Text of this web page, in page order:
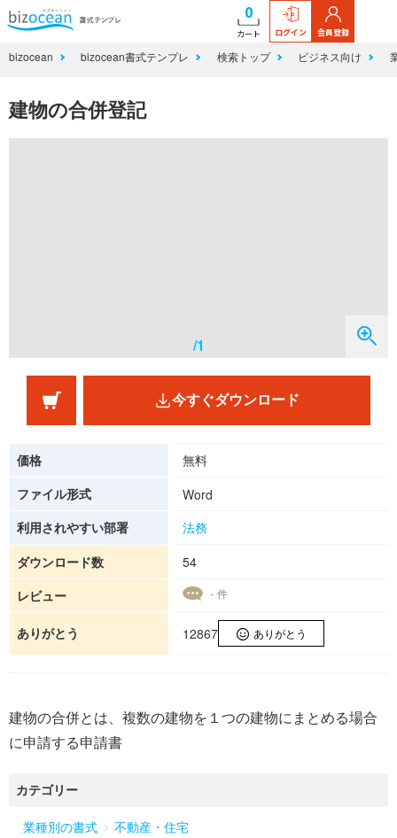
0
カート ログイン 会員登録
bizocean bizocean書式テンプレ 検索トップ ビジネス向け
建物の合併登記
/1
今すぐダウンロード
価格
無料
ファイル形式
Word
利用されやすい部署
法務
ダウンロード数
54
レビュー
- 件
ありがとう 12867 ありがとう
建物の合併とは、複数の建物を１つの建物にまとめる場合
に申請する申請書
カテゴリー
業種別の書式 > 不動産・住宅